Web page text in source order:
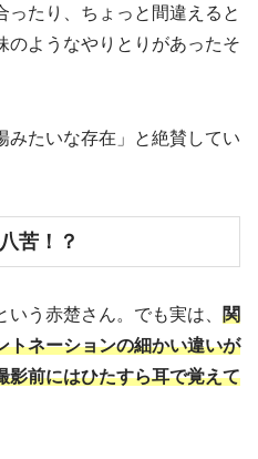
たり、ちょっと間違えると
のようなやりとりがあったそ
みたいな存在」と絶賛してい
苦！？
う赤楚さん。でも実は、 関
トネーションの細かい違いが
影前にはひたすら耳で覚えて